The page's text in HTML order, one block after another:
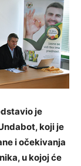
je
koji je
i očekivanja
u kojoj će